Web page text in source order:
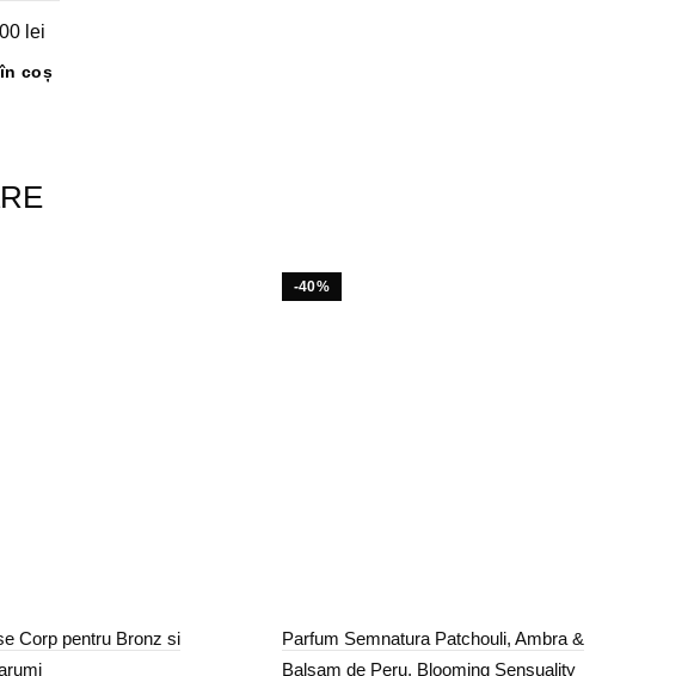
leiPrețul
coș
Corp pentru Bronz si
-40%
Parfum Semnatura Patchouli, Ambra &
Balsam de Peru, Blooming Sensuality